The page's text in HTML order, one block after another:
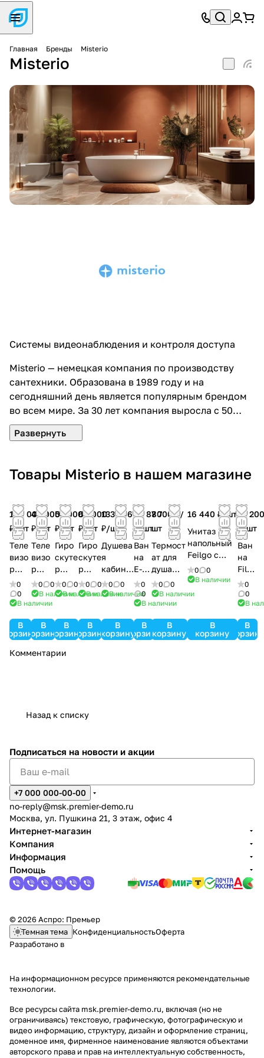
Главная Бренды Misterio
Misterio
Системы видеонаблюдения и контроля доступа
Misterio — немецкая компания по производству
сантехники. Образована в 1989 году и на
сегодняшний день является популярным брендом
во всем мире. За 30 лет компания выросла с 50
сотрудников до 15 000 квалифицированных
специалистов. Душевые кабины Misterio
располагает самым большим ассортиментом
товаров. Использует различные материалы для
цветовыми решениями.
Товары Misterio в нашем магазине
194 000
₽/шт
Теле
визо
р
Rews
-788
0
0
В наличии
В
корзину
46 000
₽/шт
Теле
визо
р
Tants
e-322
0
0
В наличии
В
корзину
54 000
₽/шт
Гиро
скуте
р
FGL-
6000
0
0
В наличии
В
корзину
69 000
₽/шт
Гиро
скуте
р
Hipp
syt-7
0
0
В наличии
В
корзину
133 596
₽/шт
Душева
я
кабина
Misterio
3000
0
0
В наличии
В
корзину
20 880
₽/шт
Ван
на
Е-
Liot
0
0
В наличии
В
корзину
7 700 ₽/
шт
Термост
ат для
душа
Torso V-
6000
0
0
В наличии
В
корзину
16 440 ₽/шт
Унитаз
напольный
Feilgo с
одинарным
сливом
0
0
В наличии
В
корзину
61 200
₽/шт
Ван
на
File
h-
SG
0
0
В
В
корзину
Комментарии
Назад к списку
Подписаться на новости и акции
+7 000 000-00-00
no-reply@msk.premier-demo.ru
Москва, ул. Пушкина 21, 3 этаж, офис 4
Интернет-магазин
Компания
Информация
Помощь
© 2026 Аспро: Премьер
Темная тема КонфиденциальностьОферта
Разработано в
На информационном ресурсе применяются рекомендательные
технологии.
Все ресурсы сайта msk.premier-demo.ru, включая (но не
ограничиваясь) текстовую, графическую, фотографическую и
видео информацию, структуру, дизайн и оформление страниц,
доменное имя, фирменное наименование являются объектами
авторского права и прав на интеллектуальную собственность,